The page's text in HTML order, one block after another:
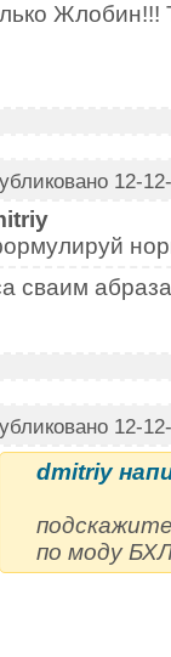
Жлобин!!!
12-
сваим
12-
dmitriy
по моду